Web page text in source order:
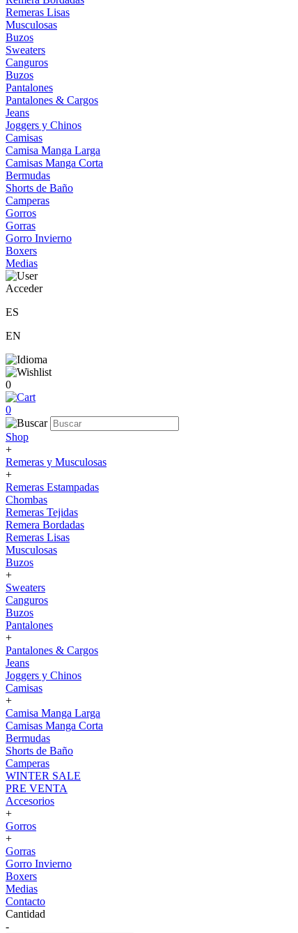
Remeras Lisas
Musculosas
Buzos
Sweaters
Canguros
Buzos
Pantalones
Pantalones & Cargos
Jeans
Joggers y Chinos
Camisas
Camisa Manga Larga
Camisas Manga Corta
Bermudas
Shorts de Baño
Camperas
Gorros
Gorras
Gorro Invierno
Boxers
Medias
Acceder
ES
EN
0
0
Shop
+
Remeras y Musculosas
+
Remeras Estampadas
Chombas
Remeras Tejidas
Remera Bordadas
Remeras Lisas
Musculosas
Buzos
+
Sweaters
Canguros
Buzos
Pantalones
+
Pantalones & Cargos
Jeans
Joggers y Chinos
Camisas
+
Camisa Manga Larga
Camisas Manga Corta
Bermudas
Shorts de Baño
Camperas
WINTER SALE
PRE VENTA
Accesorios
+
Gorros
+
Gorras
Gorro Invierno
Boxers
Medias
Contacto
Cantidad
-